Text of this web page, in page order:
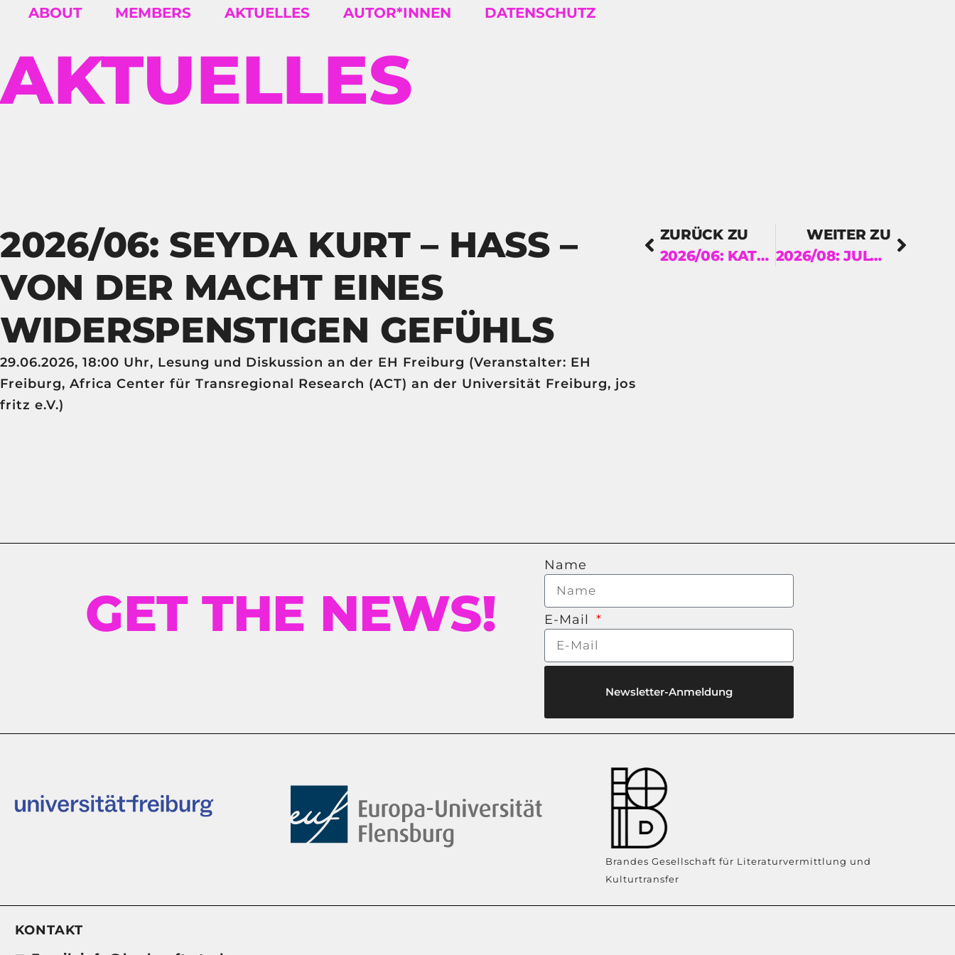
ABOUT MEMBERS AKTUELLES AUTOR*INNEN DATENSCHUTZ
AKTUELLES
2026/06: SEYDA KURT – HASS –
VON DER MACHT EINES
WIDERSPENSTIGEN GEFÜHLS
29.06.2026, 18:00 Uhr, Lesung und Diskussion an der EH Freiburg (Veranstalter: EH
Freiburg, Africa Center für Transregional Research (ACT) an der Universität Freiburg, jos
fritz e.V.)
ZURÜCK ZU
2026/06: KATJA PETROWSKAJA, CLAUDIA DATHE UND SERHIJ ZHADAN – UKRAINISCHE BIBLIOTHEK
WEITER ZU
2026/08: JULYA RABINOVICH – „MO & MORITZ“
GET THE NEWS!
Name
E-Mail
Newsletter-Anmeldung
Brandes Gesellschaft für Literaturvermittlung und
Kulturtransfer
KONTAKT